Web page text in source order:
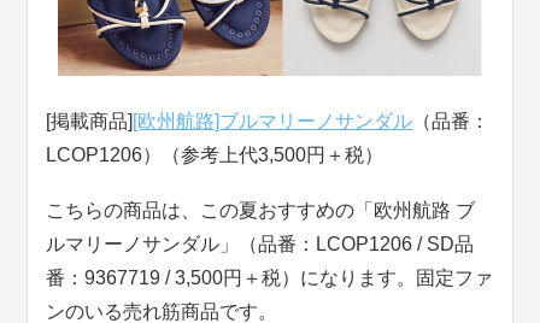
[掲載商品] [欧州航路]ブルマリーノサンダル （品番：
LCOP1206）（参考上代3,500円＋税）
こちらの商品は、この夏おすすめの「欧州航路 ブ
ルマリーノサンダル」（品番：LCOP1206 / SD品
番：9367719 / 3,500円＋税）になります。固定ファ
ンのいる売れ筋商品です。